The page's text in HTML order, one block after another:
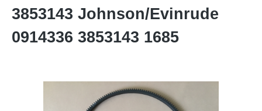
3853143 Johnson/Evinrude
0914336 3853143 1685
Пропустить галерею изображений